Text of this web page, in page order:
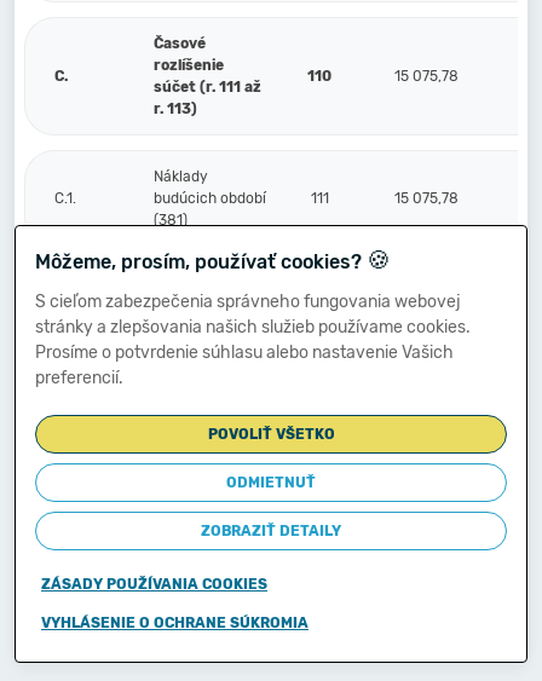
C.
Časové
rozlíšenie
súčet (r. 111 až
r. 113)
110 15 075,78
C.1.
Náklady
budúcich období
(381)
111 15 075,78
2.
náklady
budúcich období
(382)
112 0,00
Príjmy budúcich
období (385)
113
Vzťahy k účtom
klientov
Štátnej
pokladnice
skupina 20)
Môžeme, prosím, používať cookies? 🍪
S cieľom zabezpečenia správneho fungovania webovej
stránky a zlepšovania našich služieb používame cookies.
Prosíme o potvrdenie súhlasu alebo nastavenie Vašich
preferencií.
POVOLIŤ VŠETKO
ODMIETNUŤ
ZOBRAZIŤ DETAILY
ZÁSADY POUŽÍVANIA COOKIES
VYHLÁSENIE O OCHRANE SÚKROMIA